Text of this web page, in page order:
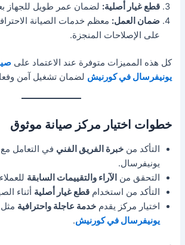
قطع غيار أصلية: لضمان عمر طويل للجهاز
ضمان العمل: معظم خدمات الصيانة
على الإصلاحات المنجزة.
كل هذه المميزات متوفرة عند الاعتماد على
يونيفرسال في كورنيش لضمان تشغيل آمن
خطوات اختيار مركز صيانة موثوق
التأكد منخبرة الفريق الفني في التعامل
يونيفرسال.
التحقق من الآراء والتقييمات السابقة
التأكد من استخدامقطع غيار أصلية أثناء
اختيار مركز يقدمخدمة عاجلة واحترافية
يونيفرسال في كورنيش.